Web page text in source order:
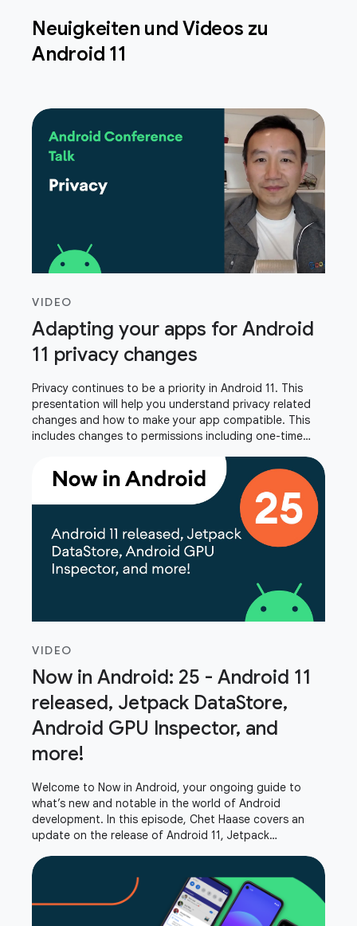
Neuigkeiten und Videos zu
Android 11
VIDEO
Adapting your apps for Android
11 privacy changes
Privacy continues to be a priority in Android 11. This
presentation will help you understand privacy related
changes and how to make your app compatible. This
includes changes to permissions including one-time
VIDEO
Now in Android: 25 - Android 11
released, Jetpack DataStore,
Android GPU Inspector, and
more!
Welcome to Now in Android, your ongoing guide to
what’s new and notable in the world of Android
development. In this episode, Chet Haase covers an
update on the release of Android 11, Jetpack
and